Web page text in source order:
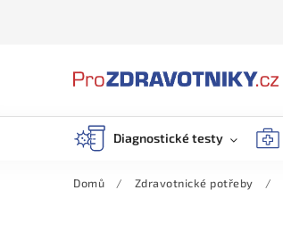
Diagnostické testy
Domů / Zdravotnické potřeby /